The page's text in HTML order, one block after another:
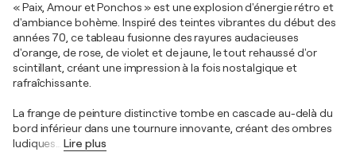
« Paix, Amour et Ponchos » est une explosion d'énergie rétro et
d'ambiance bohème. Inspiré des teintes vibrantes du début des
années 70, ce tableau fusionne des rayures audacieuses
d'orange, de rose, de violet et de jaune, le tout rehaussé d'or
scintillant, créant une impression à la fois nostalgique et
rafraîchissante.
La frange de peinture distinctive tombe en cascade au-delà du
bord inférieur dans une tournure innovante, créant des ombres
ludiques
Lire plus